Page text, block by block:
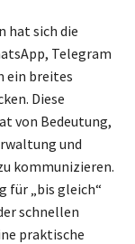
hat sich die
Telegram
ein breites
Diese
von Bedeutung,
und
kommunizieren.
für „bis gleich“
schnellen
praktische